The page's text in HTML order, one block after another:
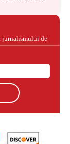
jurnalismului de